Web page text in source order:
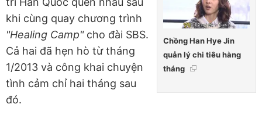
Chồng Han Hye Jin
quản lý chi tiêu hàng
tháng
khi cùng quay chương trình
"Healing Camp"cho đài SBS.
Cả hai đã hẹn hò từ tháng
1/2013 và công khai chuyện
tình cảm chỉ hai tháng sau
đó.